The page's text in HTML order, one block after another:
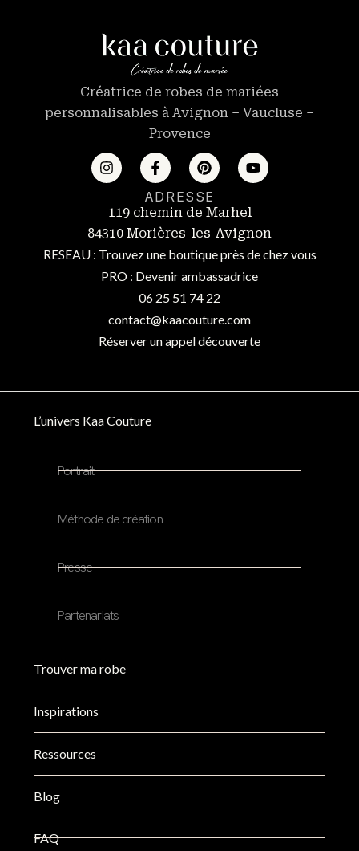
L’univers Kaa Couture
Portrait
Méthode de création
Presse
Partenariats
Trouver ma robe
Inspirations
Ressources
Blog
FAQ
ADRESSE
119 chemin de Marhel
84310 Morières-les-Avignon
RESEAU : Trouvez une boutique près de chez vous
PRO : Devenir ambassadrice
Créatrice de robes de mariées
personnalisables à Avignon – Vaucluse –
Provence
06 25 51 74 22
contact@kaacouture.com
Réserver un appel découverte